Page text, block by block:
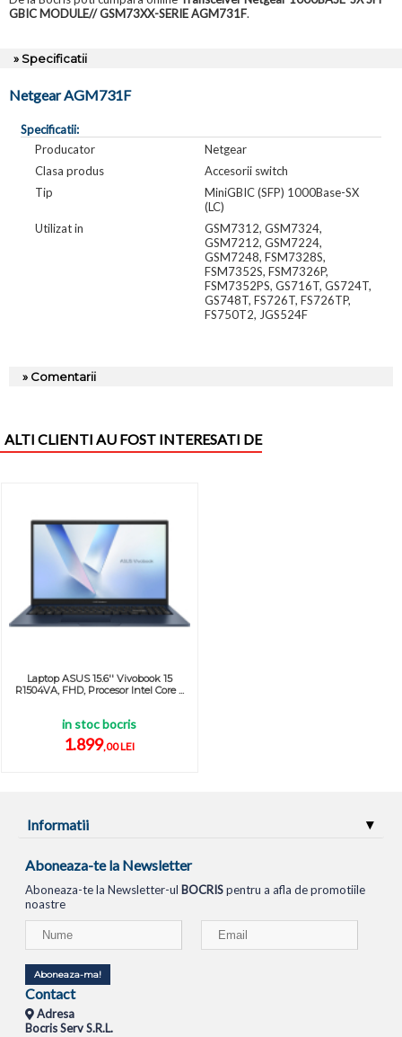
GBIC MODULE// GSM73XX-SERIE AGM731F.
» Specificatii
Netgear AGM731F
Specificatii:
Producator
Netgear
Clasa produs
Accesorii switch
Tip
MiniGBIC (SFP) 1000Base-SX
(LC)
Utilizat in
GSM7312, GSM7324,
GSM7212, GSM7224,
GSM7248, FSM7328S,
FSM7352S, FSM7326P,
FSM7352PS, GS716T, GS724T,
GS748T, FS726T, FS726TP,
FS750T2, JGS524F
» Comentarii
ALTI CLIENTI AU FOST INTERESATI DE
Laptop ASUS 15.6'' Vivobook 15
R1504VA, FHD, Procesor Intel Core ...
in stoc bocris
1.899,00 LEI
Informatii
Aboneaza-te la Newsletter
Aboneaza-te la Newsletter-ul BOCRISpentru a afla de promotiile
noastre
Aboneaza-ma!
Contact
Adresa
Bocris Serv S.R.L.